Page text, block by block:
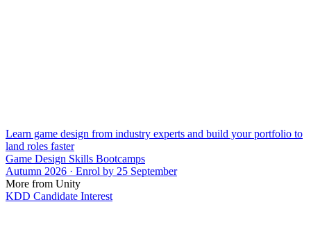
Learn game design from industry experts and build your portfolio to
land roles faster
Game Design Skills Bootcamps
Autumn 2026 · Enrol by 25 September
More from Unity
KDD Candidate Interest